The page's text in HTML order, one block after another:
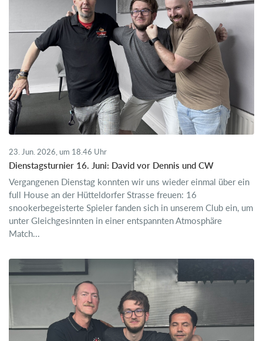
23. Jun. 2026, um 18.46 Uhr
Dienstagsturnier 16. Juni: David vor Dennis und CW
Vergangenen Dienstag konnten wir uns wieder einmal über ein
full House an der Hütteldorfer Strasse freuen: 16
snookerbegeisterte Spieler fanden sich in unserem Club ein, um
unter Gleichgesinnten in einer entspannten Atmosphäre
Match...